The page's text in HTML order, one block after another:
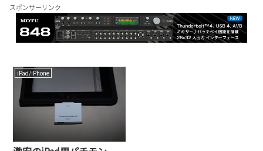
スポンサーリンク
iPad/iPhone